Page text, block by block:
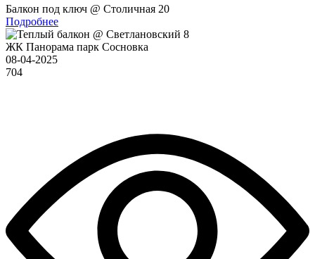
Балкон под ключ @ Столичная 20
Подробнее
ЖК Панорама парк Сосновка
08-04-2025
704